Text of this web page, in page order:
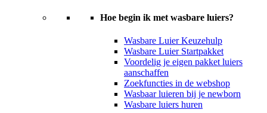
Hoe begin ik met wasbare luiers?
Wasbare Luier Keuzehulp
Wasbare Luier Startpakket
Voordelig je eigen pakket luiers
aanschaffen
Zoekfuncties in de webshop
Wasbaar luieren bij je newborn
Wasbare luiers huren